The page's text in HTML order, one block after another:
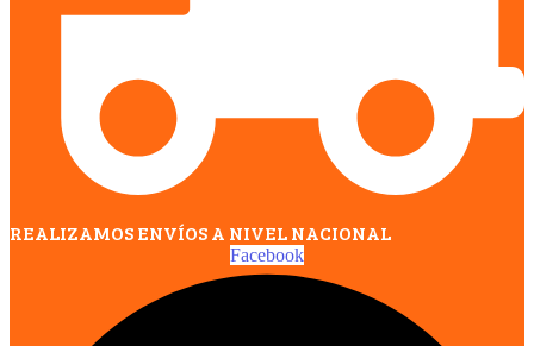
REALIZAMOS ENVÍOS A NIVEL NACIONAL
Facebook